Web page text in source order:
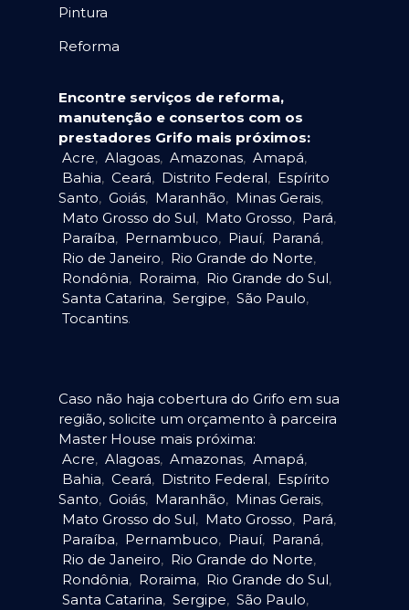
Pintura
Reforma
Encontre serviços de reforma,
manutenção e consertos com os
prestadores Grifo mais próximos:
Acre, Alagoas, Amazonas, Amapá,
Bahia, Ceará, Distrito Federal, Espírito
Santo, Goiás, Maranhão, Minas Gerais,
Mato Grosso do Sul, Mato Grosso, Pará,
Paraíba, Pernambuco, Piauí, Paraná,
Rio de Janeiro, Rio Grande do Norte,
Rondônia, Roraima, Rio Grande do Sul,
Santa Catarina, Sergipe, São Paulo,
Tocantins.
Caso não haja cobertura do Grifo em sua
região, solicite um orçamento à parceira
Master House mais próxima:
Acre, Alagoas, Amazonas, Amapá,
Bahia, Ceará, Distrito Federal, Espírito
Santo, Goiás, Maranhão, Minas Gerais,
Mato Grosso do Sul, Mato Grosso, Pará,
Paraíba, Pernambuco, Piauí, Paraná,
Rio de Janeiro, Rio Grande do Norte,
Rondônia, Roraima, Rio Grande do Sul,
Santa Catarina, Sergipe, São Paulo,